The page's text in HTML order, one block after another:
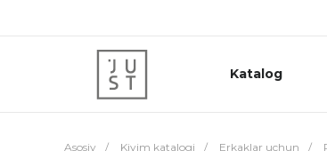
Katalog
Asosiy / Kiyim katalogi / Erkaklar uchun /